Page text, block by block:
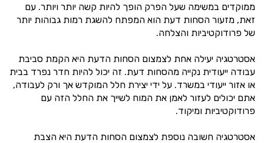
ממוקדים במשימה שעל הפרק הופך להיות קשה יותר ויותר. עם
זאת, מזעור הסחות דעת הוא המפתח להשגת רמות גבוהות יותר
של פרודוקטיביות והצלחה.
אסטרטגיה יעילה אחת לצמצום הסחות הדעת היא הקמת סביבת
עבודה ייעודית נקייה מהסחות דעת. זה יכול להיות חדר נפרד בבית
או אזור ייעודי במשרד. על ידי יצירת חלל המוקדש אך ורק לעבודה,
אתם יכולים לעזור לאמן את המוח לשייך את החלל הזה עם
פרודוקטיביות ומיקוד.
אסטרטגיה חשובה נוספת לצמצום הסחות הדעת היא הצבת